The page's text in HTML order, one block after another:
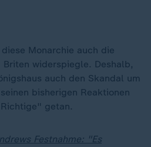
Monarchie auch die
Briten widerspiegle. Deshalb,
auch den Skandal um
bisherigen Reaktionen
getan.
Festnahme: "Es